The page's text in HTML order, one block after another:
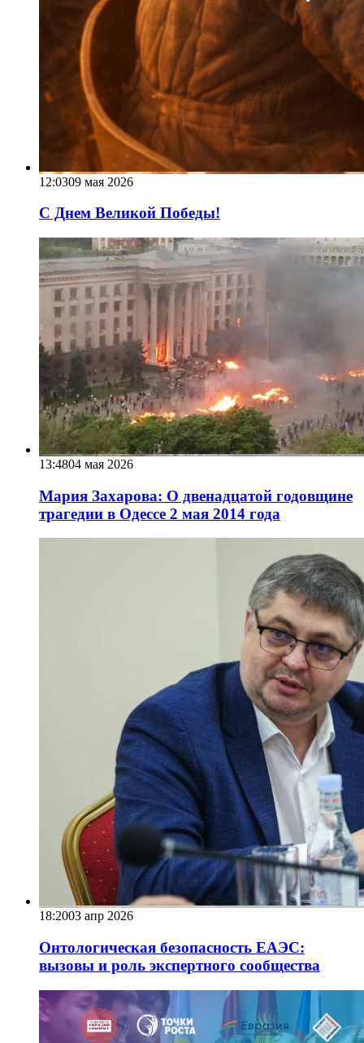
12:0309 мая 2026
С Днем Великой Победы!
13:4804 мая 2026
Мария Захарова: О двенадцатой годовщине
трагедии в Одессе 2 мая 2014 года
18:2003 апр 2026
Онтологическая безопасность ЕАЭС:
вызовы и роль экспертного сообщества